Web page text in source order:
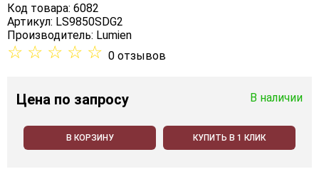
Код товара: 6082
Артикул: LS9850SDG2
Производитель: Lumien
☆ ☆ ☆ ☆ ☆ 0 отзывов
Цена по запросу В наличии
В КОРЗИНУ КУПИТЬ В 1 КЛИК